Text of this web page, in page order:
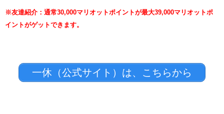
※友達紹介：通常30,000マリオットポイントが最大39,000マリオットポ
イントがゲットできます。
一休（公式サイト）は、こちらから